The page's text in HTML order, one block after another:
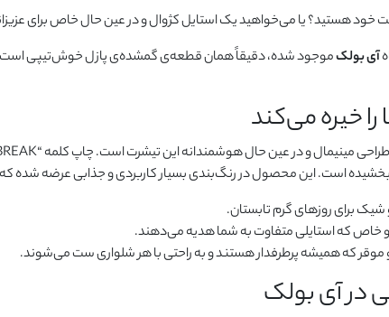
خود هستید؟ یا می‌خواهید یک استایل کژوال و در عین حال خاص برای
آی بولکموجود شده، دقیقاً همان قطعه‌ی گمشده‌ی پازل خوش‌تیپی است
خیره می‌کند
برای روزهای گرم تابستان.
خاص که استایلی متفاوت به شما هدیه می‌دهند.
که همیشه پرطرفدار هستند و به راحتی با هر شلواری ست می‌شوند.
در آی بولک